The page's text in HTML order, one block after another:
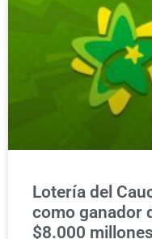
Lotería del
como ganador
$8.000 millones